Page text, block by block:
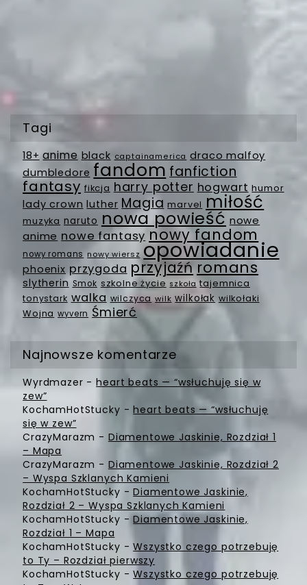
Tagi
18+ anime black captainamerica draco malfoy
dumbledore fandom fanfiction
fantasy fikcja harry potter hogwart humor
lady crown luther Magia marvel miłość
muzyka naruto nowa powieść nowe
anime nowe fantasy nowy fandom
nowy romans nowy wiersz opowiadanie
phoenix przygoda przyjaźń romans
slytherin Smok szkolne życie szkoła tajemnica
tonystark walka wilczyca wilk wilkołak wilkołaki
Wojna wyvern Śmierć
Najnowsze komentarze
Wyrdmazer -heart beats — “wsłuchuję się w
zew”
KochamHotStucky -heart beats — “wsłuchuję
się w zew”
CrazyMarazm - Diamentowe Jaskinie, Rozdział 1
– Mapa
CrazyMarazm - Diamentowe Jaskinie, Rozdział 2
– Wyspa Szklanych Kamieni
KochamHotStucky -Diamentowe Jaskinie,
Rozdział 2 – Wyspa Szklanych Kamieni
KochamHotStucky -Diamentowe Jaskinie,
Rozdział 1 – Mapa
KochamHotStucky -Wszystko czego potrzebuję
to Ty – Rozdział pierwszy
KochamHotStucky -Wszystko czego potrzebuję